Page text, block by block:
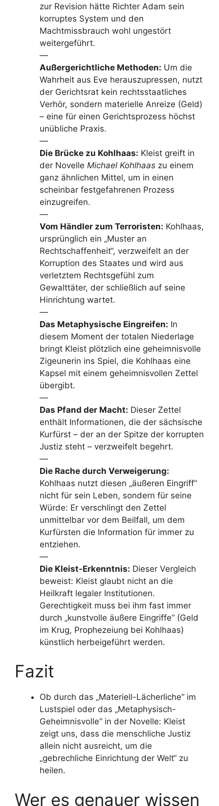
zur Revision hätte Richter Adam sein
korruptes System und den
Machtmissbrauch wohl ungestört
weitergeführt.
—
Außergerichtliche Methoden: Um die
Wahrheit aus Eve herauszupressen, nutzt
der Gerichtsrat kein rechtsstaatliches
Verhör, sondern materielle Anreize (Geld)
– eine für einen Gerichtsprozess höchst
unübliche Praxis.
—
Die Brücke zu Kohlhaas: Kleist greift in
der Novelle Michael Kohlhaas zu einem
ganz ähnlichen Mittel, um in einen
scheinbar festgefahrenen Prozess
einzugreifen.
—
Vom Händler zum Terroristen: Kohlhaas,
ursprünglich ein „Muster an
Rechtschaffenheit“, verzweifelt an der
Korruption des Staates und wird aus
verletztem Rechtsgefühl zum
Gewalttäter, der schließlich auf seine
Hinrichtung wartet.
—
Das Metaphysische Eingreifen: In
diesem Moment der totalen Niederlage
bringt Kleist plötzlich eine geheimnisvolle
Zigeunerin ins Spiel, die Kohlhaas eine
Kapsel mit einem geheimnisvollen Zettel
übergibt.
—
Das Pfand der Macht: Dieser Zettel
enthält Informationen, die der sächsische
Kurfürst – der an der Spitze der korrupten
Justiz steht – verzweifelt begehrt.
—
Die Rache durch Verweigerung:
Kohlhaas nutzt diesen „äußeren Eingriff“
nicht für sein Leben, sondern für seine
Würde: Er verschlingt den Zettel
unmittelbar vor dem Beilfall, um dem
Kurfürsten die Information für immer zu
entziehen.
—
Die Kleist-Erkenntnis: Dieser Vergleich
beweist: Kleist glaubt nicht an die
Heilkraft legaler Institutionen.
Gerechtigkeit muss bei ihm fast immer
durch „kunstvolle äußere Eingriffe“ (Geld
im Krug, Prophezeiung bei Kohlhaas)
künstlich herbeigeführt werden.
Fazit
Ob durch das „Materiell-Lächerliche“ im
Lustspiel oder das „Metaphysisch-
Geheimnisvolle“ in der Novelle: Kleist
zeigt uns, dass die menschliche Justiz
allein nicht ausreicht, um die
„gebrechliche Einrichtung der Welt“ zu
heilen.
Wer es genauer wissen